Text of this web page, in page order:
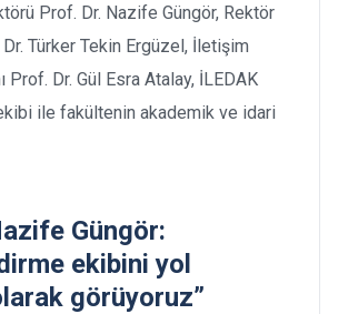
Prof. Dr. Nazife Güngör, Rektör
Dr. Türker Tekin Ergüzel, İletişim
Prof. Dr. Gül Esra Atalay, İLEDAK
ile fakültenin akademik ve idari
Güngör:
ekibini yol
görüyoruz”